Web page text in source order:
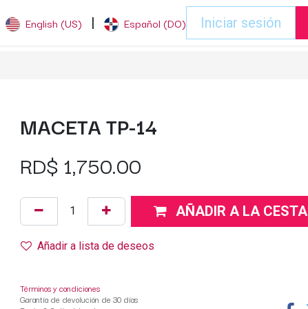
English (US) | Español (DO) Iniciar sesión
MACETA TP-14
RD$ 1,750.00
AÑADIR A LA CESTA
Añadir a lista de deseos
Términos y condiciones
Garantía de devolución de 30 días